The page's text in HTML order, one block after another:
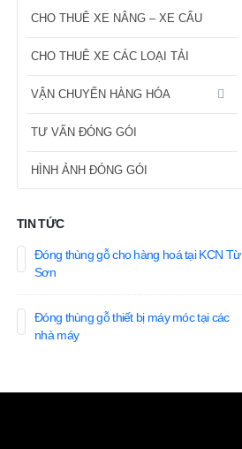
CHO THUÊ XE NÂNG – XE CẨU
CHO THUÊ XE CÁC LOẠI TẢI
VẬN CHUYỂN HÀNG HÓA
TƯ VẤN ĐÓNG GÓI
HÌNH ẢNH ĐÓNG GÓI
TIN TỨC
Đóng thùng gỗ cho hàng hoá tại KCN Từ
Sơn
Đóng thùng gỗ thiết bị máy móc tại các
nhà máy